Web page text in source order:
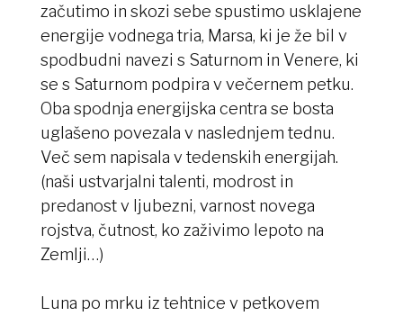
začutimo in skozi sebe spustimo usklajene
energije vodnega tria, Marsa, ki je že bil v
spodbudni navezi s Saturnom in Venere, ki
se s Saturnom podpira v večernem petku.
Oba spodnja energijska centra se bosta
uglašeno povezala v naslednjem tednu.
Več sem napisala v tedenskih energijah.
(naši ustvarjalni talenti, modrost in
predanost v ljubezni, varnost novega
rojstva, čutnost, ko zaživimo lepoto na
Zemlji…)
Luna po mrku iz tehtnice v petkovem